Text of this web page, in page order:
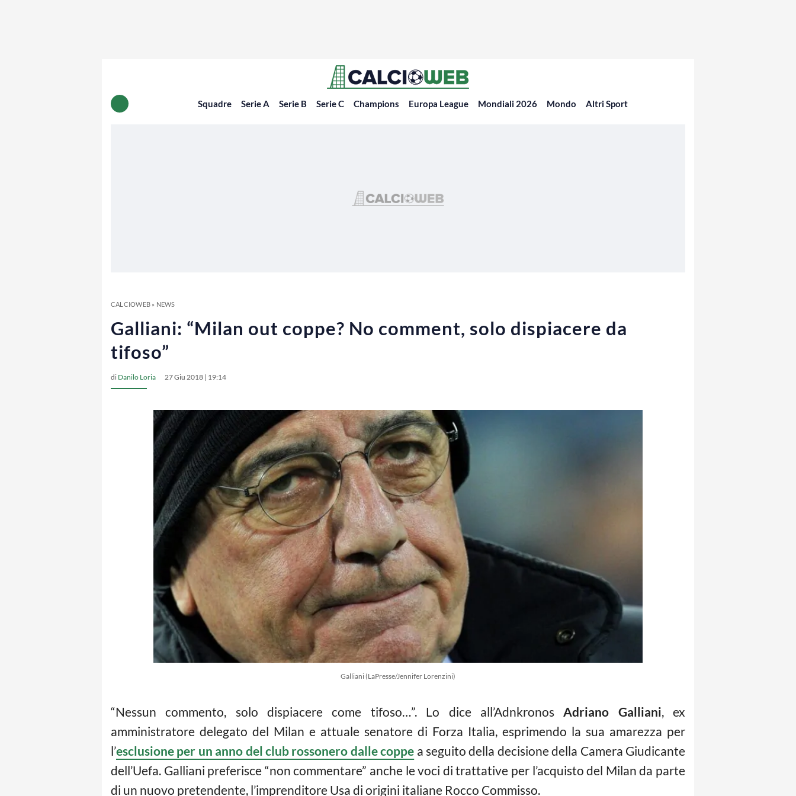
Squadre Serie A Serie B Serie C Champions Europa League Mondiali 2026 Mondo Altri Sport
CALCIOWEB» NEWS
Galliani: “Milan out coppe? No comment, solo dispiacere da
tifoso”
di Danilo Loria 27 Giu 2018 | 19:14
Galliani (LaPresse/Jennifer Lorenzini)
“Nessun commento, solo dispiacere come tifoso…”. Lo dice all’AdnkronosAdriano Galliani, ex
amministratore delegato del Milan e attuale senatore di Forza Italia, esprimendo la sua amarezza per
l’esclusione per un anno del club rossonero dalle coppe a seguito della decisione della Camera Giudicante
dell’Uefa. Galliani preferisce “non commentare” anche le voci di trattative per l’acquisto del Milan da parte
di un nuovo pretendente, l’imprenditore Usa di origini italiane Rocco Commisso.